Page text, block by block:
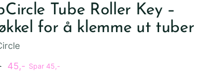
Tube Roller Key –
for å klemme ut tuber
45,- Spar 45,-